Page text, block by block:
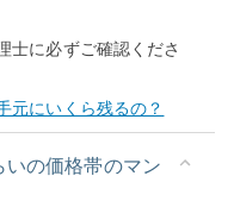
士に必ずご確認くださ
元にいくら残るの？
いの価格帯のマン